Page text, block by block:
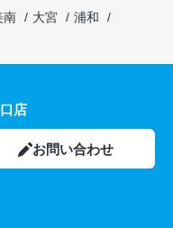
南 大宮
浦和
店
お問い合わせ